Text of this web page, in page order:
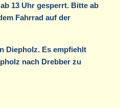
13 Uhr gesperrt. Bitte ab
Fahrrad auf der
Diepholz. Es empfiehlt
nach Drebber zu